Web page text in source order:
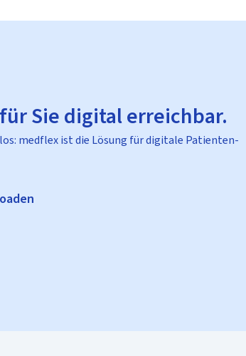
Sie digital erreichbar.
medflex ist die Lösung für digitale Patienten-